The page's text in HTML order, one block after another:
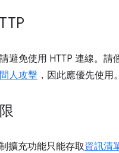
避免使用 HTTP 連線。請
人攻擊 ，因此應優先使用。
擴充功能只能存取資訊清